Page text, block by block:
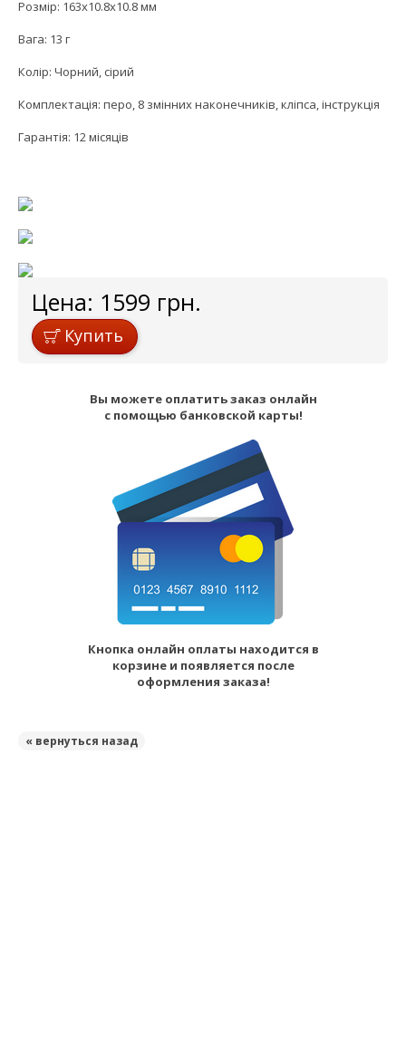
Розмір: 163х10.8х10.8 мм
Вага: 13 г
Колір: Чорний, сірий
Комплектація: перо, 8 змінних наконечників, кліпса, інструкція
Гарантія: 12 місяців
Цена: 1599 грн.
Купить
Вы можете оплатить заказ онлайн
с помощью банковской карты!
Кнопка онлайн оплаты находится в
корзине и появляется после
оформления заказа!
« вернуться назад